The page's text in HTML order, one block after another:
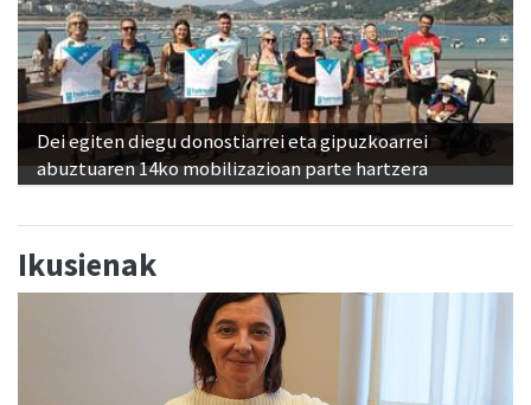
Dei egiten diegu donostiarrei eta gipuzkoarrei
abuztuaren 14ko mobilizazioan parte hartzera
Ikusienak